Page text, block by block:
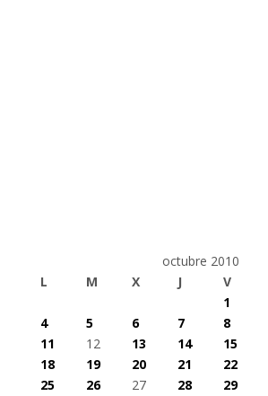
octubre 2010
L
M X J V
1
4
5 6 7 8
11
12 13 14 15
18
19 20 21 22
25
26 27 28 29